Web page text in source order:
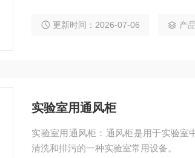
吸入一些有毒有害的、可致病的或毒性
更新时间：2026-07-06 产
实验室用通风柜
实验室用通风柜：通风柜是用于实验室
清洗和排污的一种实验室常用设备。